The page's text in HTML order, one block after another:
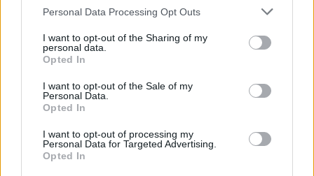
Personal Data Processing Opt Outs
I want to opt-out of the Sharing of my
personal data.
Opted In
I want to opt-out of the Sale of my
Personal Data.
Opted In
I want to opt-out of processing my
Personal Data for Targeted Advertising.
Opted In
Harmadszor találkoztak a székelyföldi
véndiákok a kosárlabdakupán
Marosvásárhely volt a házigazdája hétvégén a III.
Székelyföldi Középiskolák Véndiák Kosárlabda Kupa
elnevezésű tornának, amely székelyudvarhelyi